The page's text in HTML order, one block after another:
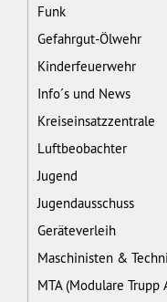
Funk
Gefahrgut-Ölwehr
Kinderfeuerwehr
Info´s und News
Kreiseinsatzzentrale
Luftbeobachter
Jugend
Jugendausschuss
Geräteverleih
Maschinisten &
MTA (Modulare Trupp